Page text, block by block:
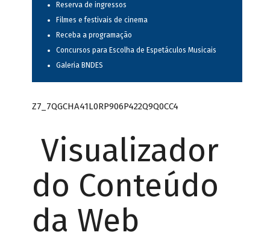
Reserva de ingressos
Filmes e festivais de cinema
Receba a programação
Concursos para Escolha de Espetáculos Musicais
Galeria BNDES
Z7_7QGCHA41L0RP906P422Q9Q0CC4
Visualizador
do Conteúdo
da Web